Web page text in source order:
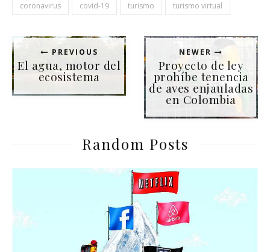
coronavirus covid-19 turismo turismo virtual
PREVIOUS
El agua, motor del
ecosistema
NEWER
Proyecto de ley
prohíbe tenencia
de aves enjauladas
en Colombia
Random Posts